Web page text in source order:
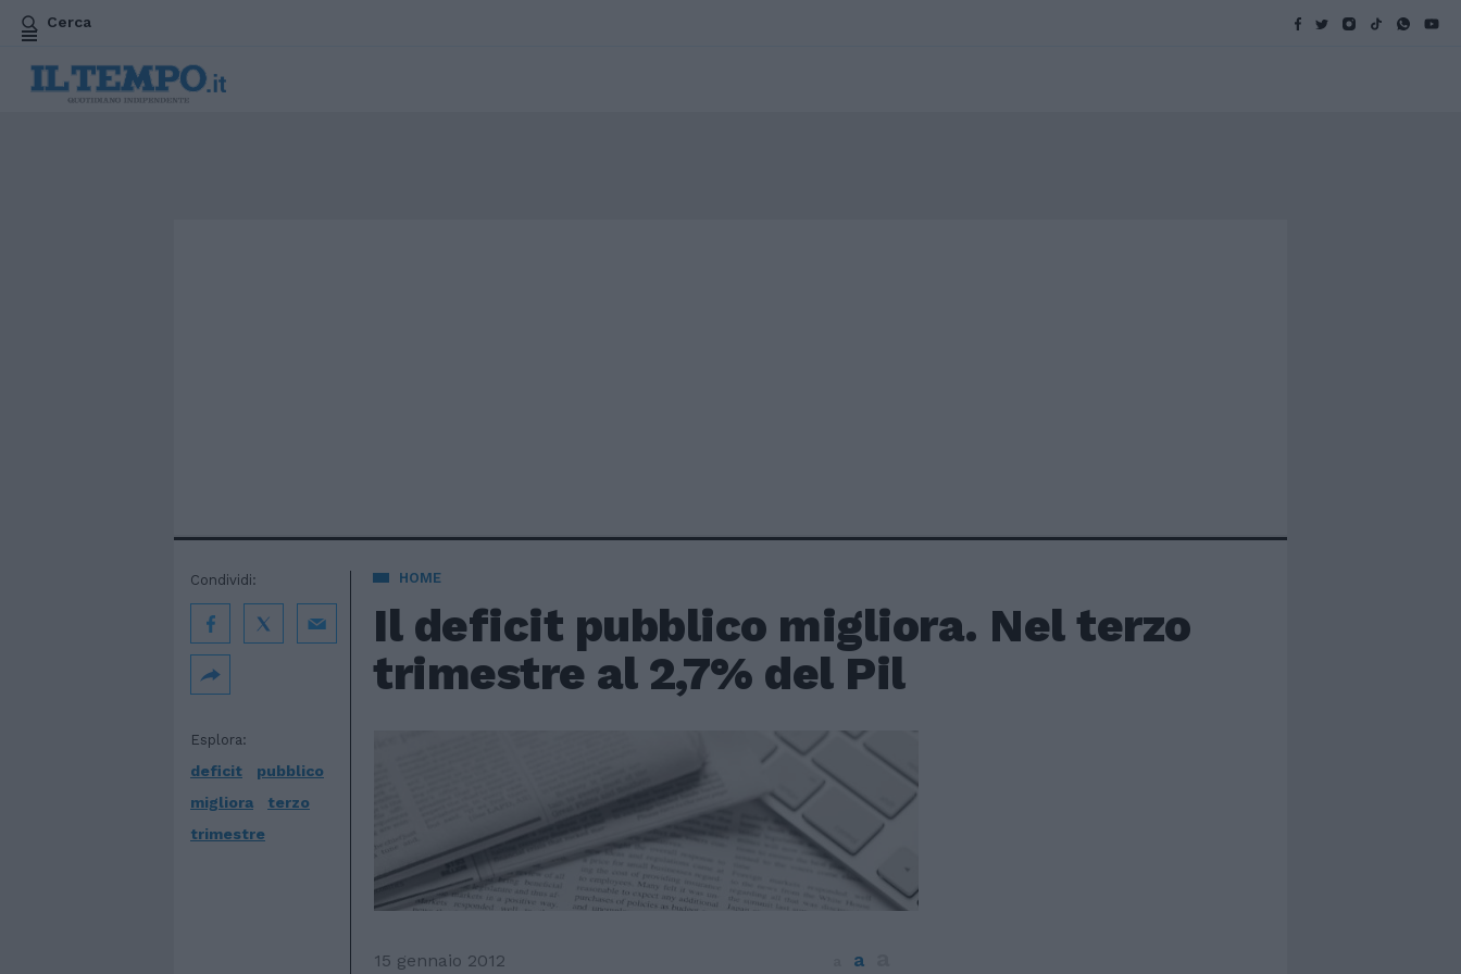
Cerca
HOME
Il deficit pubblico migliora. Nel terzo
trimestre al 2,7% del Pil
Esplora:
deficit
pubblico
migliora
terzo
trimestre
Condividi:
15 gennaio 2012 a